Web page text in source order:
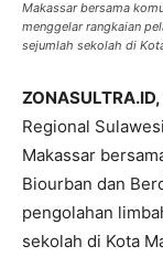
Makassar bersama
menggelar rangkaian
sejumlah sekolah di
Regional
Makassar
Biourban dan
pengolahan
sekolah di Kota